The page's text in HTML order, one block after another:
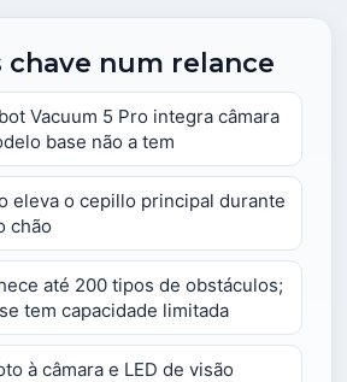
chave num relance
Vacuum 5 Pro integra câmara
base não a tem
eleva o cepillo principal durante
chão
até 200 tipos de obstáculos;
tem capacidade limitada
à câmara e LED de visão